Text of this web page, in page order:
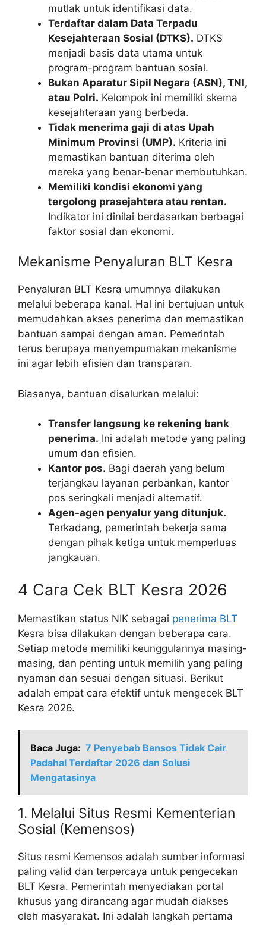
mutlak untuk identifikasi data.
Terdaftar dalam Data Terpadu
Kesejahteraan Sosial (DTKS). DTKS
menjadi basis data utama untuk
program-program bantuan sosial.
Bukan Aparatur Sipil Negara (ASN), TNI,
atau Polri. Kelompok ini memiliki skema
kesejahteraan yang berbeda.
Tidak menerima gaji di atas Upah
Minimum Provinsi (UMP). Kriteria ini
memastikan bantuan diterima oleh
mereka yang benar-benar membutuhkan.
Memiliki kondisi ekonomi yang
tergolong prasejahtera atau rentan.
Indikator ini dinilai berdasarkan berbagai
faktor sosial dan ekonomi.
Mekanisme Penyaluran BLT Kesra
Penyaluran BLT Kesra umumnya dilakukan
melalui beberapa kanal. Hal ini bertujuan untuk
memudahkan akses penerima dan memastikan
bantuan sampai dengan aman. Pemerintah
terus berupaya menyempurnakan mekanisme
ini agar lebih efisien dan transparan.
Biasanya, bantuan disalurkan melalui:
Transfer langsung ke rekening bank
penerima. Ini adalah metode yang paling
umum dan efisien.
Kantor pos. Bagi daerah yang belum
terjangkau layanan perbankan, kantor
pos seringkali menjadi alternatif.
Agen-agen penyalur yang ditunjuk.
Terkadang, pemerintah bekerja sama
dengan pihak ketiga untuk memperluas
jangkauan.
4 Cara Cek BLT Kesra 2026
Memastikan status NIK sebagai penerima BLT
Kesra bisa dilakukan dengan beberapa cara.
Setiap metode memiliki keunggulannya masing-
masing, dan penting untuk memilih yang paling
nyaman dan sesuai dengan situasi. Berikut
adalah empat cara efektif untuk mengecek BLT
Kesra 2026.
Baca Juga: 7 Penyebab Bansos Tidak Cair
Padahal Terdaftar 2026 dan Solusi
Mengatasinya
1. Melalui Situs Resmi Kementerian
Sosial (Kemensos)
Situs resmi Kemensos adalah sumber informasi
paling valid dan terpercaya untuk pengecekan
BLT Kesra. Pemerintah menyediakan portal
khusus yang dirancang agar mudah diakses
oleh masyarakat. Ini adalah langkah pertama